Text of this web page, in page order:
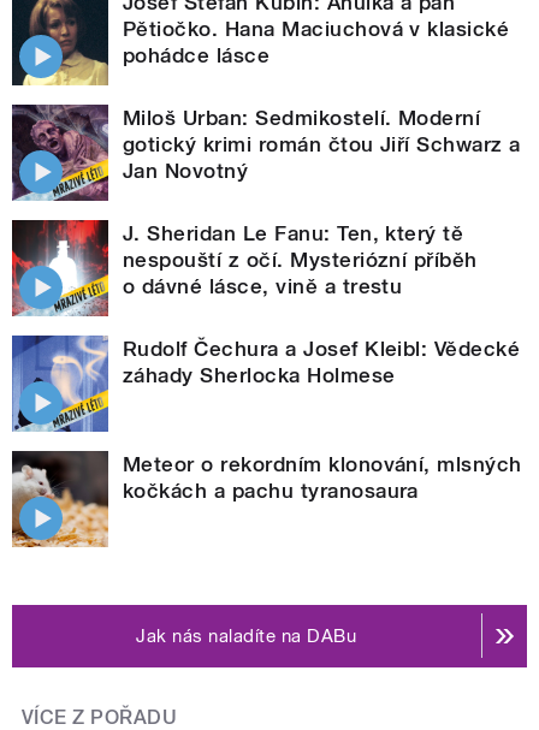
Pětiočko. Hana Maciuchová v klasické
pohádce lásce
Miloš Urban: Sedmikostelí. Moderní
gotický krimi román čtou Jiří Schwarz a
Jan Novotný
J. Sheridan Le Fanu: Ten, který tě
nespouští z očí. Mysteriózní příběh
o dávné lásce, vině a trestu
Rudolf Čechura a Josef Kleibl: Vědecké
záhady Sherlocka Holmese
Meteor o rekordním klonování, mlsných
kočkách a pachu tyranosaura
Jak nás naladíte na DABu
VÍCE Z POŘADU